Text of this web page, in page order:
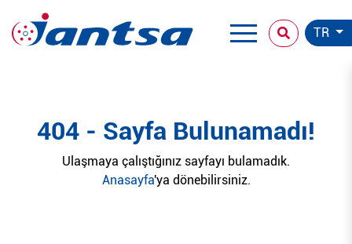
TR
404 - Sayfa Bulunamadı!
Ulaşmaya çalıştığınız sayfayı bulamadık.
Anasayfa'ya dönebilirsiniz.